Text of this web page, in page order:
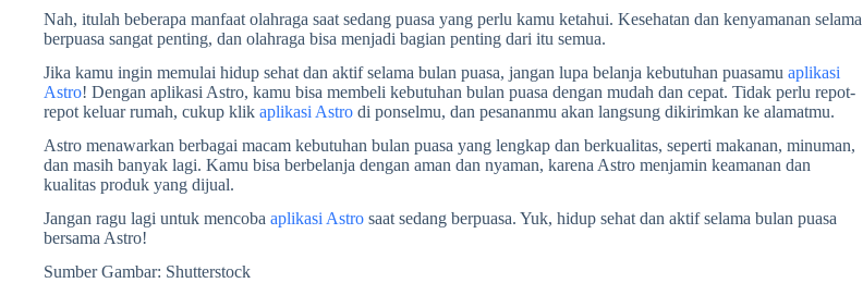
Nah, itulah beberapa manfaat olahraga saat sedang puasa yang perlu kamu ketahui. Kesehatan dan kenyamanan selama
berpuasa sangat penting, dan olahraga bisa menjadi bagian penting dari itu semua.
Jika kamu ingin memulai hidup sehat dan aktif selama bulan puasa, jangan lupa belanja kebutuhan puasamu aplikasi
Astro! Dengan aplikasi Astro, kamu bisa membeli kebutuhan bulan puasa dengan mudah dan cepat. Tidak perlu repot-
repot keluar rumah, cukup klik aplikasi Astro di ponselmu, dan pesananmu akan langsung dikirimkan ke alamatmu.
Astro menawarkan berbagai macam kebutuhan bulan puasa yang lengkap dan berkualitas, seperti makanan, minuman,
dan masih banyak lagi. Kamu bisa berbelanja dengan aman dan nyaman, karena Astro menjamin keamanan dan
kualitas produk yang dijual.
Jangan ragu lagi untuk mencoba aplikasi Astro saat sedang berpuasa. Yuk, hidup sehat dan aktif selama bulan puasa
bersama Astro!
Sumber Gambar: Shutterstock